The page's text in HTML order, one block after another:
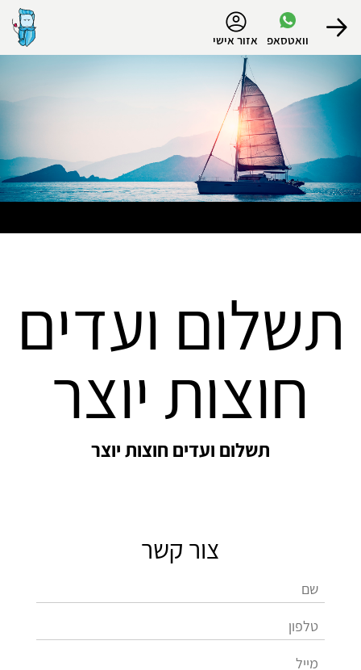
וואטסאפ אזור אישי
התנתק
תשלום ועדים
חוצות יוצר
תשלום ועדים חוצות יוצר
צור קשר